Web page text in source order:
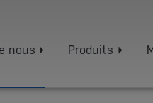
nous Produits